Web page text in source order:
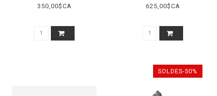
350,00$CA 625,00$CA
SOLDES-50%